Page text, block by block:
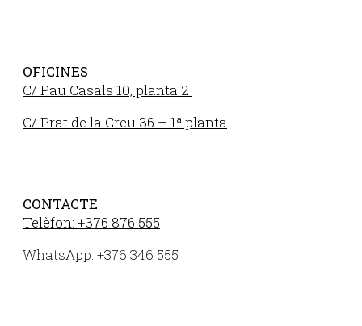
OFICINES
C/ Pau Casals 10, planta 2
C/ Prat de la Creu 36 – 1ª planta
CONTACTE
Telèfon: +376 876 555
WhatsApp: +376 346 555